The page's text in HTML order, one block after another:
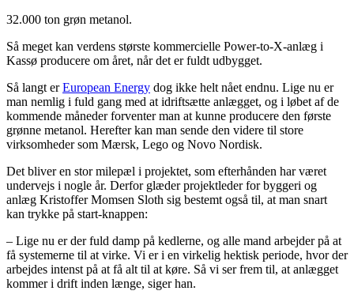
32.000 ton grøn metanol.
Så meget kan verdens største kommercielle Power-to-X-anlæg i
Kassø producere om året, når det er fuldt udbygget.
Så langt erEuropean Energy dog ikke helt nået endnu. Lige nu er
man nemlig i fuld gang med at idriftsætte anlægget, og i løbet af de
kommende måneder forventer man at kunne producere den første
grønne metanol. Herefter kan man sende den videre til store
virksomheder som Mærsk, Lego og Novo Nordisk.
Det bliver en stor milepæl i projektet, som efterhånden har været
undervejs i nogle år. Derfor glæder projektleder for byggeri og
anlæg Kristoffer Momsen Sloth sig bestemt også til, at man snart
kan trykke på start-knappen:
– Lige nu er der fuld damp på kedlerne, og alle mand arbejder på at
få systemerne til at virke. Vi er i en virkelig hektisk periode, hvor der
arbejdes intenst på at få alt til at køre. Så vi ser frem til, at anlægget
kommer i drift inden længe, siger han.